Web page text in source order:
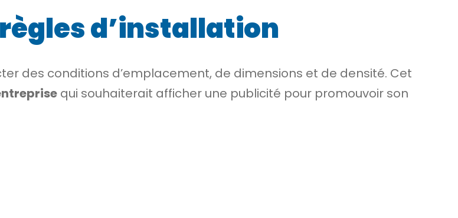
d’installation
des conditions d’emplacement, de dimensions et de densité. Cet
qui souhaiterait afficher une publicité pour promouvoir son